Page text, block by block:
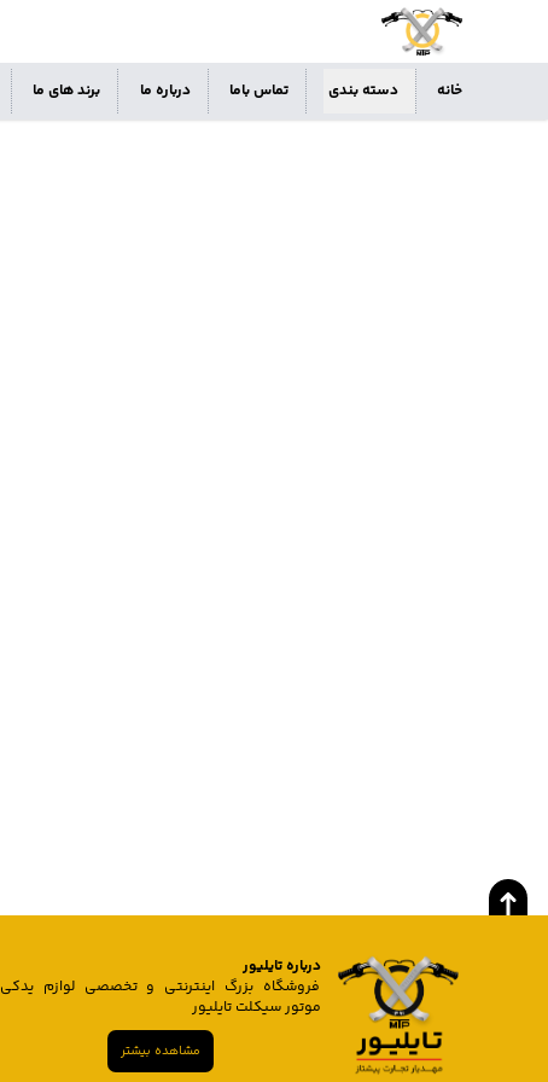
خانه دسته بندی تماس باما درباره ما برند های ما
درباره تایلیور
فروشگاه بزرگ اینترنتی و تخصصی لوازم یدکی
موتور سیکلت تایلیور
مشاهده بیشتر